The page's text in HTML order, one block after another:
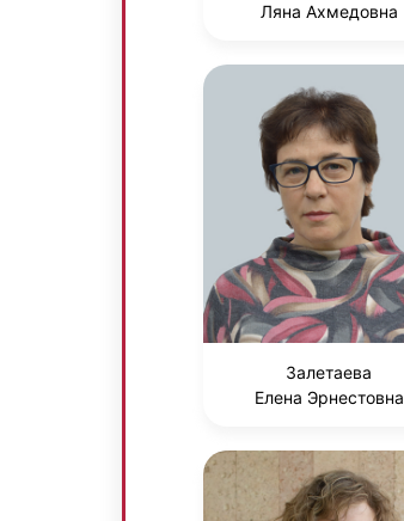
Ляна Ахмедовна
Залетаева
Елена Эрнестовна